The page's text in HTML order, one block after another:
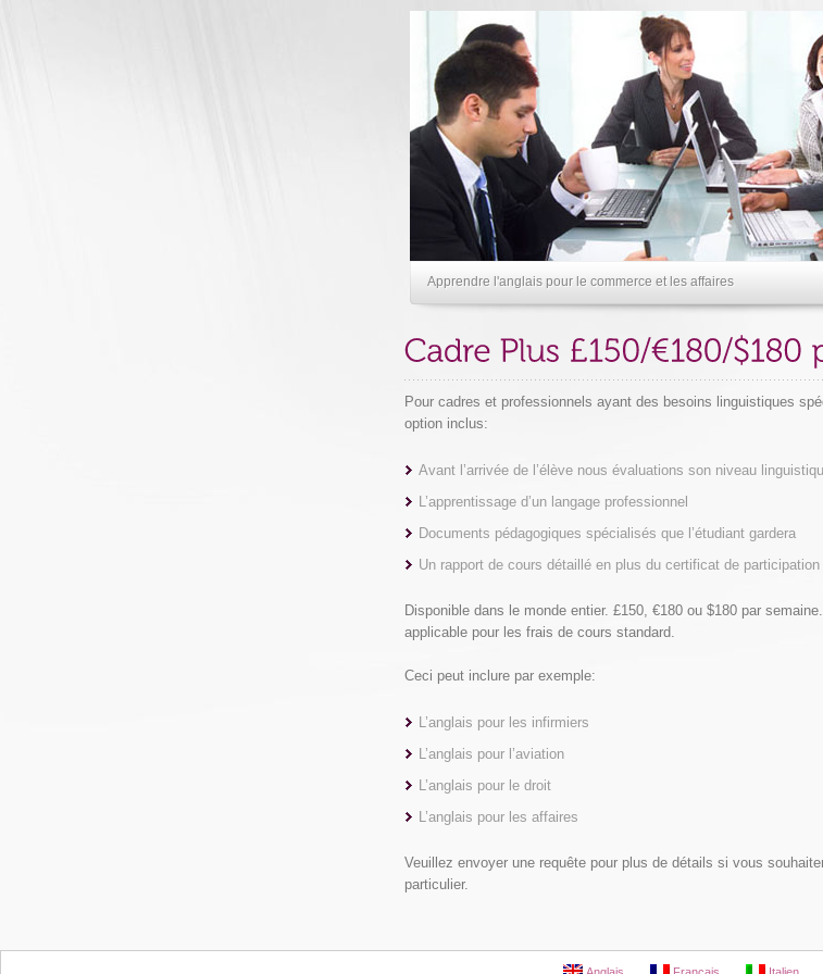
Apprendre l'anglais pour le commerce et les affaires
Pour cadres et professionnels ayant des besoins linguistiques
option inclus:
Avant l’arrivée de l’élève nous évaluations son niveau
L’apprentissage d’un langage professionnel
Documents pédagogiques spécialisés que l’étudiant gardera
Un rapport de cours détaillé en plus du certificat de participation
Disponible dans le monde entier. £150, €180 ou $180 par
applicable pour les frais de cours standard.
Ceci peut inclure par exemple:
L’anglais pour les infirmiers
L’anglais pour l’aviation
L’anglais pour le droit
L’anglais pour les affaires
Veuillez envoyer une requête pour plus de détails si vous
particulier.